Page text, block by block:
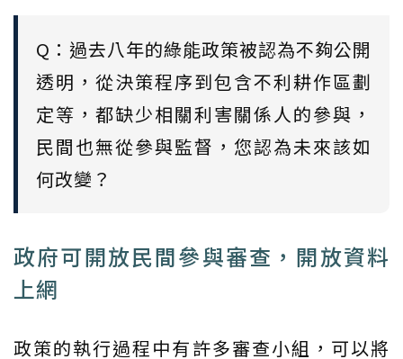
Q：過去八年的綠能政策被認為不夠公開
透明，從決策程序到包含不利耕作區劃
定等，都缺少相關利害關係人的參與，
民間也無從參與監督，您認為未來該如
何改變？
政府可開放民間參與審查，開放資料
上網
政策的執行過程中有許多審查小組，可以將